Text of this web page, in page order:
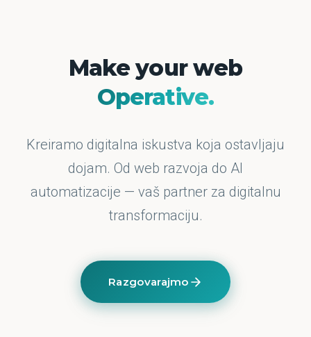
Make your web
Operative.
Kreiramo digitalna iskustva koja ostavljaju
dojam. Od web razvoja do AI
automatizacije — vaš partner za digitalnu
transformaciju.
Razgovarajmo